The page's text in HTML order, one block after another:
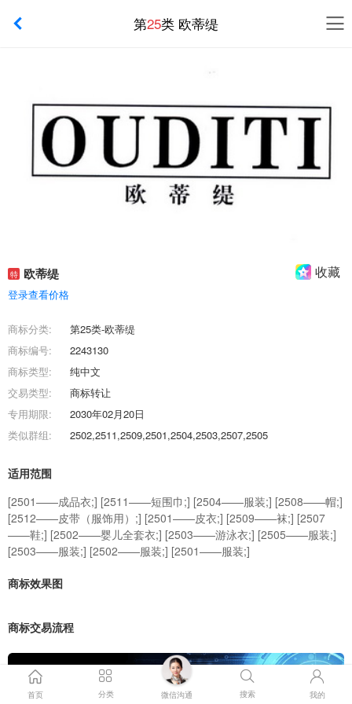
第25类 欧蒂缇
特 欧蒂缇 收藏
登录查看价格
商标分类:
第25类-欧蒂缇
商标编号:
2243130
商标类型:
纯中文
交易类型:
商标转让
专用期限:
2030年02月20日
类似群组:
2502,2511,2509,2501,2504,2503,2507,2505
适用范围
[2501——成品衣;] [2511——短围巾;] [2504——服装;] [2508——帽;]
[2512——皮带（服饰用）;] [2501——皮衣;] [2509——袜;] [2507
——鞋;] [2502——婴儿全套衣;] [2503——游泳衣;] [2505——服装;]
[2503——服装;] [2502——服装;] [2501——服装;]
商标效果图
商标交易流程
首页 分类 微信沟通 搜索 我的